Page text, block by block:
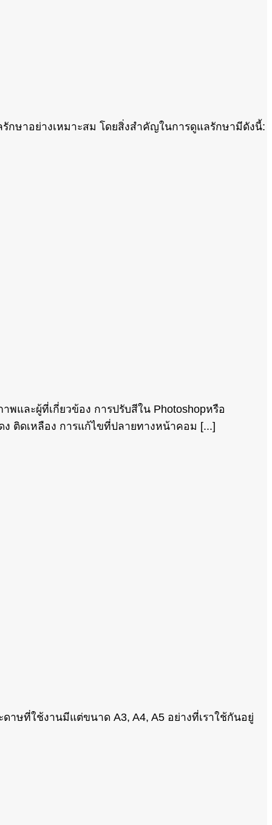
ษาอย่างเหมาะสม โดยสิ่งสำคัญในการดูแลรักษามีดังนี้:
ละผู้ที่เกี่ยวข้อง การปรับสีใน Photoshopหรือ
ติดเหลือง การแก้ไขที่ปลายทางหน้าคอม [...]
าษที่ใช้งานมีแต่ขนาด A3, A4, A5 อย่างที่เราใช้กันอยู่